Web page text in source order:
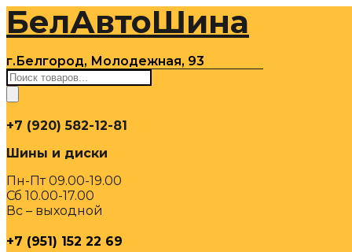
Перейти
содержимому
БелАвтоШина
г.Белгород, Молодежная, 93
Поиск
товаров
+7 (920) 582-12-81
Шины и диски
Пн-Пт 09.00-19.00
Сб 10.00-17.00
Вс – выходной
+7 (951) 152 22 69